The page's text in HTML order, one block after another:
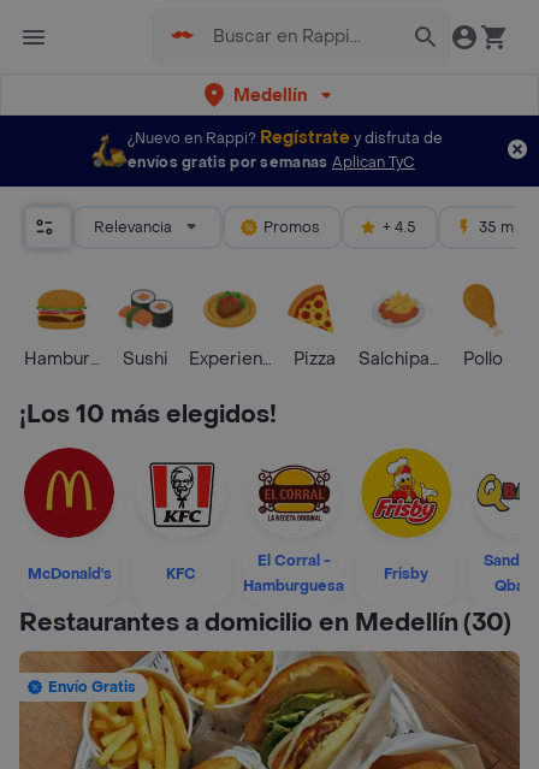
Medellín
¿Nuevo en Rappi? Regístratey disfruta de
envíos gratis por semanas Aplican TyC
Relevancia Promos + 4.5 35 mins
HamburguesaSushi Experiencias Foodies
Pizza Salchipapas Pollo
¡Los 10 más elegidos!
McDonald's KFC
El Corral -
Hamburguesa
Frisby
Restaurantes a domicilio en Medellín(30)
Envío Gratis